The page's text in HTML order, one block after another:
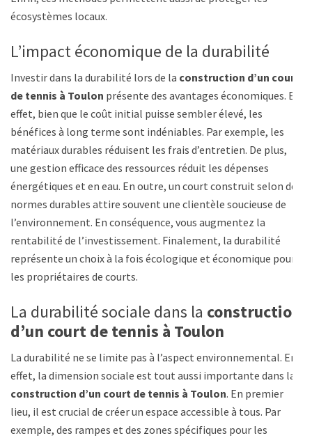
écosystèmes locaux.
L’impact économique de la durabilité
Investir dans la durabilité lors de la construction d’un court
de tennis à Toulon présente des avantages économiques. En
effet, bien que le coût initial puisse sembler élevé, les
bénéfices à long terme sont indéniables. Par exemple, les
matériaux durables réduisent les frais d’entretien. De plus,
une gestion efficace des ressources réduit les dépenses
énergétiques et en eau. En outre, un court construit selon des
normes durables attire souvent une clientèle soucieuse de
l’environnement. En conséquence, vous augmentez la
rentabilité de l’investissement. Finalement, la durabilité
représente un choix à la fois écologique et économique pour
les propriétaires de courts.
La durabilité sociale dans la construction
d’un court de tennis à Toulon
La durabilité ne se limite pas à l’aspect environnemental. En
effet, la dimension sociale est tout aussi importante dans la
construction d’un court de tennis à Toulon. En premier
lieu, il est crucial de créer un espace accessible à tous. Par
exemple, des rampes et des zones spécifiques pour les